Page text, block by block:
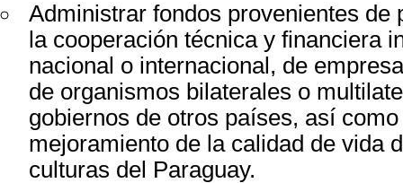
Administrar fondos provenientes de
la cooperación técnica y financiera
nacional o internacional, de
de organismos bilaterales o
gobiernos de otros países, así
mejoramiento de la calidad de vida
culturas del Paraguay.